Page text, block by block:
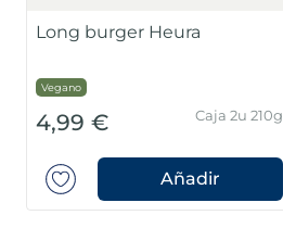
Long burger Heura
Vegano
4,99 € Caja 2u 210g
Añadir